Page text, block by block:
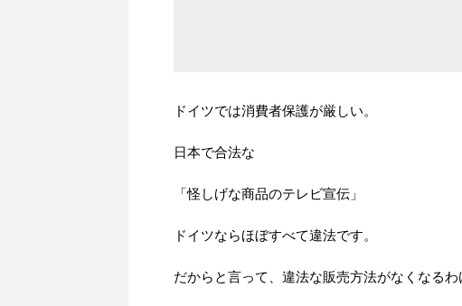
ドイツでは消費者保護が厳しい。
日本で合法な
「怪しげな商品のテレビ宣伝」
ドイツならほぼすべて違法です。
だからと言って、違法な販売方法がなくなるわ